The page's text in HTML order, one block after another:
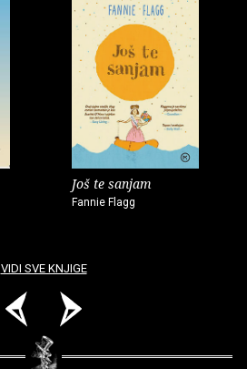
Još te sanjam
Fannie Flagg
VIDI SVE KNJIGE